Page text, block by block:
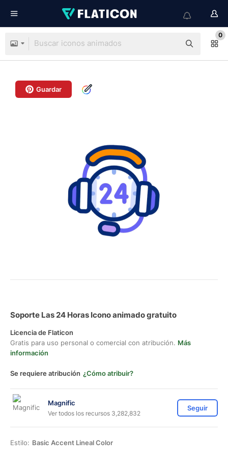
0
Guardar
Soporte Las 24 Horas Icono animado gratuito
Licencia de Flaticon
Gratis para uso personal o comercial con atribución. Más
información
Se requiere atribución ¿Cómo atribuir?
Magnific
Ver todos los recursos 3,282,832
Seguir
Estilo: Basic Accent Lineal Color